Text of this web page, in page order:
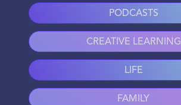
PODCASTS
CREATIVE LEARNING
LIFE
FAMILY